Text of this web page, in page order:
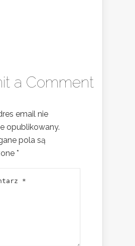
a Comment
email nie
opublikowany.
pola są
*